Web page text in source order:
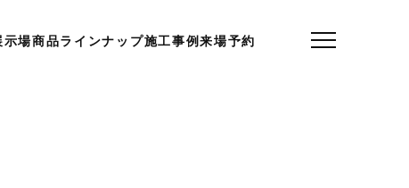
示場商品ラインナップ施工事例来場予約